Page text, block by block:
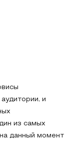
и
из самых
данный момент